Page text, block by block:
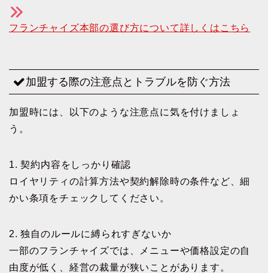
フランチャイズ本部の選び方について詳しくはこちら
加盟する際の注意点とトラブルを防ぐ方法
加盟時には、以下のような注意点に気を付けましょ
う。
1. 契約内容をしっかり確認
ロイヤリティの計算方法や契約解除時の条件など、細
かい条項をチェックしてください。
2. 独自のルールに縛られすぎないか
一部のフランチャイズでは、メニューや価格設定の自
由度が低く、経営の裁量が狭いことがあります。